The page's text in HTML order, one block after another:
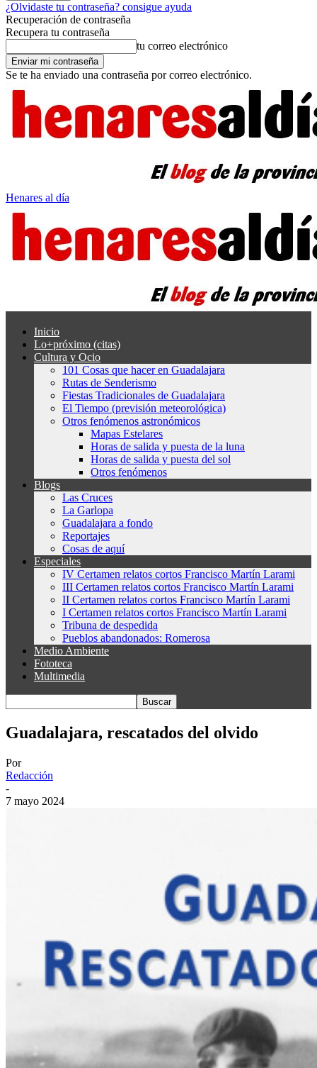
¿Olvidaste tu contraseña? consigue ayuda
Recuperación de contraseña
Recupera tu contraseña
tu correo electrónico
Se te ha enviado una contraseña por correo electrónico.
Henares al día
Inicio
Lo+próximo (citas)
Cultura y Ocio
101 Cosas que hacer en Guadalajara
Rutas de Senderismo
Fiestas Tradicionales de Guadalajara
El Tiempo (previsión meteorológica)
Otros fenómenos astronómicos
Mapas Estelares
Horas de salida y puesta de la luna
Horas de salida y puesta del sol
Otros fenómenos
Blogs
Las Cruces
La Garlopa
Guadalajara a fondo
Reportajes
Cosas de aquí
Especiales
IV Certamen relatos cortos Francisco Martín Larami
III Certamen relatos cortos Francisco Martín Larami
II Certamen relatos cortos Francisco Martín Larami
I Certamen relatos cortos Francisco Martín Larami
Tribuna de despedida
Pueblos abandonados: Romerosa
Medio Ambiente
Fototeca
Multimedia
Guadalajara, rescatados del olvido
Por
Redacción
-
7 mayo 2024